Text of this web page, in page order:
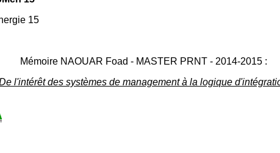
15
Mémoire NAOUAR Foad - MASTER PRNT - 2014-2015 :
l'intérêt des systèmes de management à la logique